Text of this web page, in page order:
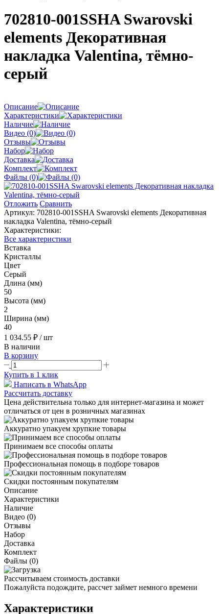
702810-001SSHA Swarovski
elements Декоративная
накладка Valentina, тёмно-
серый
Описание
Характеристики
Наличие
Видео (0)
Отзывы
Набор
Доставка
Комплект
Файлы (0)
Отложить Сравнить
Артикул: 702810-001SSHA Swarovski elements Декоративная
накладка Valentina, тёмно-серый
Характеристики:
Все характеристики
Вставка
Кристаллы
Цвет
Серый
Длина (мм)
50
Высота (мм)
2
Ширина (мм)
40
1 034.55 ₽ / шт
В наличии
В корзину
Купить в 1 клик
Написать в WhatsApp
Рассчитать доставку
Цена действительна только для интернет-магазина и может
отличаться от цен в розничных магазинах
Аккуратно упакуем хрупкие товары
Принимаем все способы оплаты
Профессиональная помощь в подборе товаров
Скидки постоянным покупателям
Описание
Характеристики
Наличие
Видео (0)
Отзывы
Набор
Доставка
Комплект
Файлы (0)
Рассчитываем стоимость доставки
Пожалуйста подождите, рассчет займет немного времени
Характеристики